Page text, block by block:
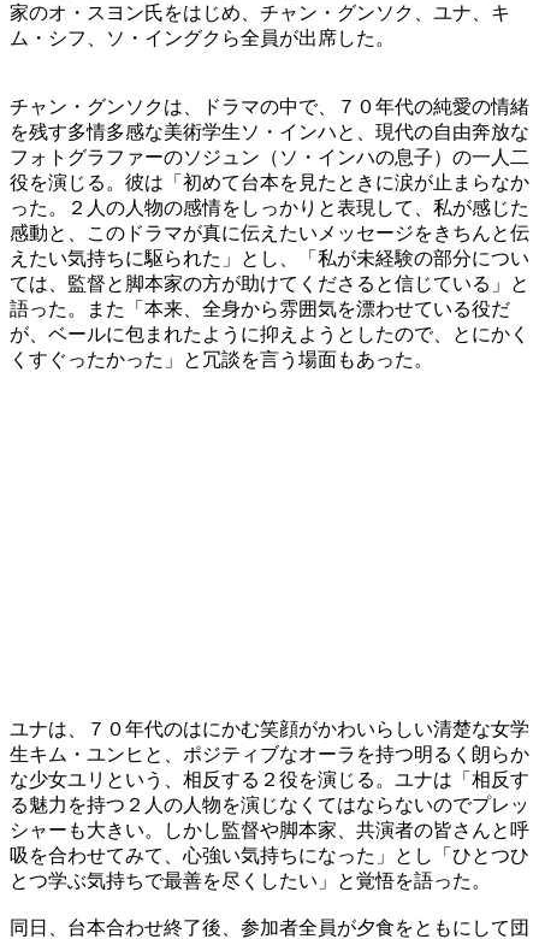
家のオ・スヨン氏をはじめ、チャン・グンソク、ユナ、キ
ム・シフ、ソ・イングクら全員が出席した。
チャン・グンソクは、ドラマの中で、７０年代の純愛の情緒
を残す多情多感な美術学生ソ・インハと、現代の自由奔放な
フォトグラファーのソジュン（ソ・インハの息子）の一人二
役を演じる。彼は「初めて台本を見たときに涙が止まらなか
った。２人の人物の感情をしっかりと表現して、私が感じた
感動と、このドラマが真に伝えたいメッセージをきちんと伝
えたい気持ちに駆られた」とし、「私が未経験の部分につい
ては、監督と脚本家の方が助けてくださると信じている」と
語った。また「本来、全身から雰囲気を漂わせている役だ
が、ベールに包まれたように抑えようとしたので、とにかく
くすぐったかった」と冗談を言う場面もあった。
ユナは、７０年代のはにかむ笑顔がかわいらしい清楚な女学
生キム・ユンヒと、ポジティブなオーラを持つ明るく朗らか
な少女ユリという、相反する２役を演じる。ユナは「相反す
る魅力を持つ２人の人物を演じなくてはならないのでプレッ
シャーも大きい。しかし監督や脚本家、共演者の皆さんと呼
吸を合わせてみて、心強い気持ちになった」とし「ひとつひ
とつ学ぶ気持ちで最善を尽くしたい」と覚悟を語った。
同日、台本合わせ終了後、参加者全員が夕食をともにして団